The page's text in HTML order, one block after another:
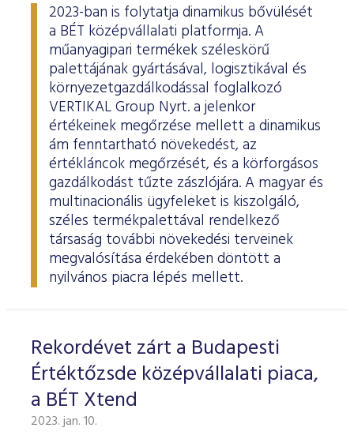
2023-ban is folytatja dinamikus bővülését
a BÉT középvállalati platformja. A
műanyagipari termékek széleskörű
palettájának gyártásával, logisztikával és
környezetgazdálkodással foglalkozó
VERTIKAL Group Nyrt. a jelenkor
értékeinek megőrzése mellett a dinamikus
ám fenntartható növekedést, az
értékláncok megőrzését, és a körforgásos
gazdálkodást tűzte zászlójára. A magyar és
multinacionális ügyfeleket is kiszolgáló,
széles termékpalettával rendelkező
társaság további növekedési terveinek
megvalósítása érdekében döntött a
nyilvános piacra lépés mellett.
Rekordévet zárt a Budapesti
Értéktőzsde középvállalati piaca,
a BÉT Xtend
2023. jan. 10.